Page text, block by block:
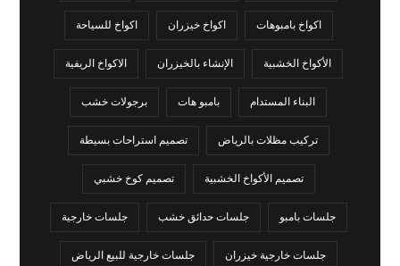
اكواخ بامبوهات اكواخ خيزران اكواخ للسياحة
الأكواخ الخشبية الإنشاء بالخيزران الاكواخ الريفية
البناء المستدام بامبو هات برجولات خشب
تركيب مظلات بالرياض تصميم استراحات بسيطة
تصميم الأكواخ الخشبية تصميم كوخ خشبي
جلسات بامبو جلسات حدائق خشب جلسات خارجية
جلسات خارجية خيزران جلسات خارجية للبيع الرياض